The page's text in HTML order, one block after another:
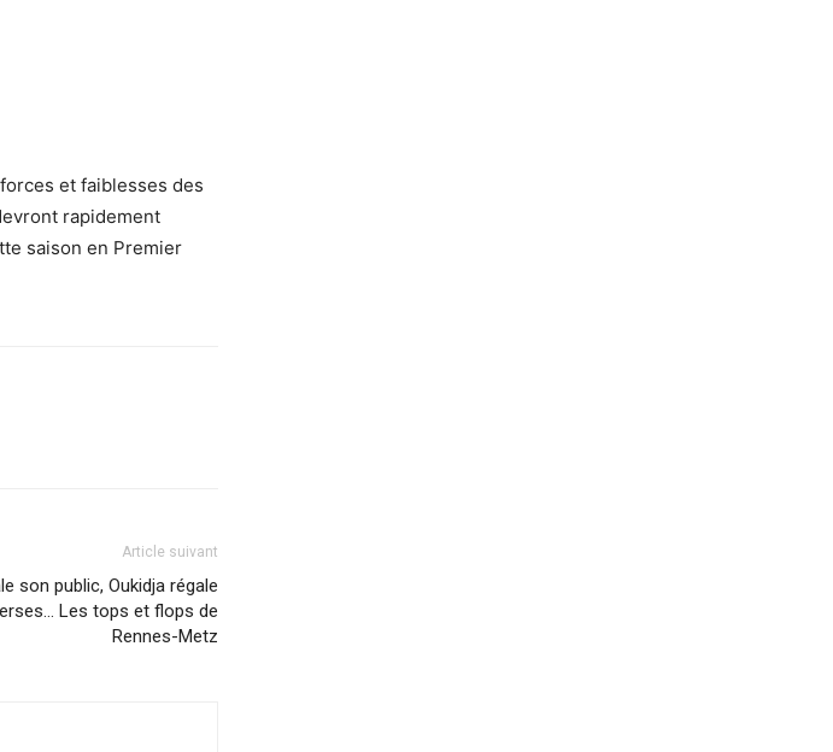
et faiblesses des
rapidement
saison en Premier
Article suivant
son public, Oukidja régale
Les tops et flops de
Rennes-Metz